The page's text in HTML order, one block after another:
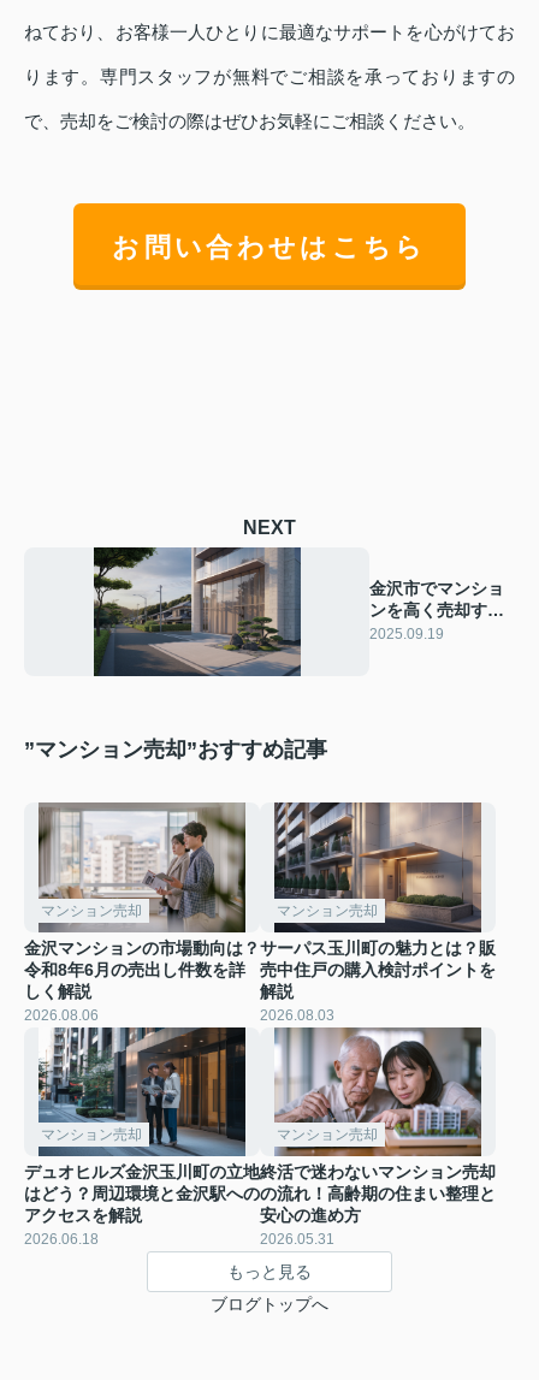
ねており、お客様一人ひとりに最適なサポートを心がけてお
ります。専門スタッフが無料でご相談を承っておりますの
で、売却をご検討の際はぜひお気軽にご相談ください。
お問い合わせはこちら
NEXT
金沢市でマンショ
ンを高く売却する
には？相場や売却
2025.09.19
”マンション売却”おすすめ記事
マンション売却
金沢マンションの市場動向は？
令和8年6月の売出し件数を詳
しく解説
2026.08.06
マンション売却
サーパス玉川町の魅力とは？販
売中住戸の購入検討ポイントを
解説
2026.08.03
マンション売却
デュオヒルズ金沢玉川町の立地
はどう？周辺環境と金沢駅への
アクセスを解説
2026.06.18
マンション売却
終活で迷わないマンション売却
の流れ！高齢期の住まい整理と
安心の進め方
2026.05.31
もっと見る
ブログトップへ